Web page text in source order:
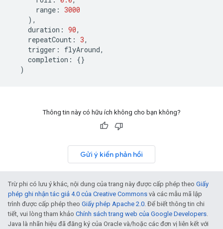
range : 3000
),
duration : 90,
repeatCount : 3,
trigger : flyAround,
completion :
{}
)
Thông tin này có hữu ích không cho bạn không?
Gửi ý kiến phản hồi
Trừ phi có lưu ý khác, nội dung của trang này được cấp phép theo Giấy
phép ghi nhận tác giả 4.0 của Creative Commons và các mẫu mã lập
trình được cấp phép theo Giấy phép Apache 2.0. Để biết thông tin chi
tiết, vui lòng tham khảo Chính sách trang web của Google Developers.
Java là nhãn hiệu đã đăng ký của Oracle và/hoặc các đơn vị liên kết với